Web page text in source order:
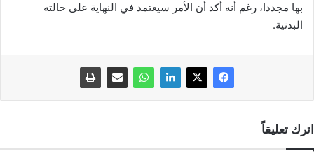
بها مجددا، رغم أنه أكد أن الأمر سيعتمد في النهاية على حالته
البدنية.
اترك تعليقاً